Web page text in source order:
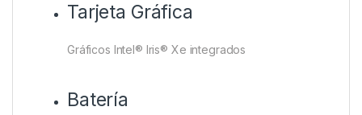
Tarjeta Gráfica
Gráficos Intel® Iris® Xe integrados
Batería